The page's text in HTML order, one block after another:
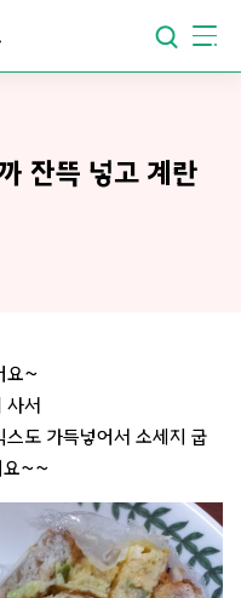
잔뜩 넣고 계란
요~
사서
도 가득넣어서 소세지 굽
요~~